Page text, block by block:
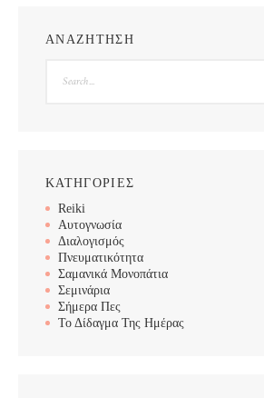
ΑΝΑΖΗΤΗΣΗ
ΚΑΤΗΓΟΡΙΕΣ
Reiki
Αυτογνωσία
Διαλογισμός
Πνευματικότητα
Σαμανικά Μονοπάτια
Σεμινάρια
Σήμερα Πες
Το Δίδαγμα Της Ημέρας